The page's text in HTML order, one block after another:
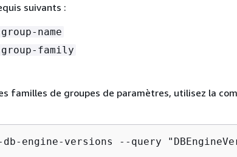
suivants :
name
family
familles de groupes de paramètres, utilisez la
engine-versions --query